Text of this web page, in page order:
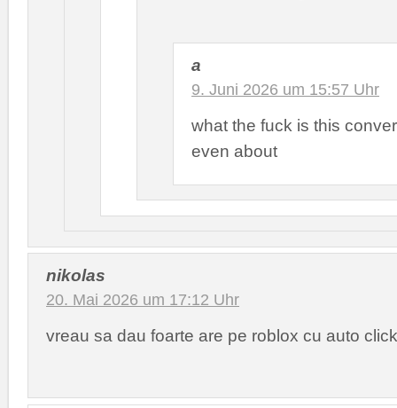
a
9. Juni 2026 um 15:57 Uhr
what the fuck is this
even about
nikolas
20. Mai 2026 um 17:12 Uhr
vreau sa dau foarte are pe roblox cu auto click